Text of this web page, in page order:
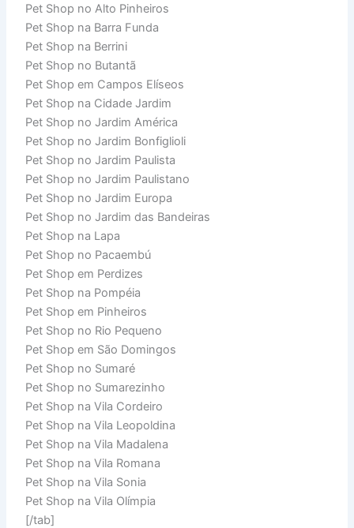
Pet Shop no Alto Pinheiros
Pet Shop na Barra Funda
Pet Shop na Berrini
Pet Shop no Butantã
Pet Shop em Campos Elíseos
Pet Shop na Cidade Jardim
Pet Shop no Jardim América
Pet Shop no Jardim Bonfiglioli
Pet Shop no Jardim Paulista
Pet Shop no Jardim Paulistano
Pet Shop no Jardim Europa
Pet Shop no Jardim das Bandeiras
Pet Shop na Lapa
Pet Shop no Pacaembú
Pet Shop em Perdizes
Pet Shop na Pompéia
Pet Shop em Pinheiros
Pet Shop no Rio Pequeno
Pet Shop em São Domingos
Pet Shop no Sumaré
Pet Shop no Sumarezinho
Pet Shop na Vila Cordeiro
Pet Shop na Vila Leopoldina
Pet Shop na Vila Madalena
Pet Shop na Vila Romana
Pet Shop na Vila Sonia
Pet Shop na Vila Olímpia
[/tab]